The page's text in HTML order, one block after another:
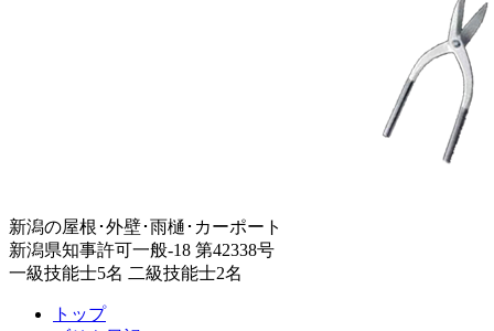
新潟の屋根･外壁･雨樋･カーポート
新潟県知事許可一般-18 第42338号
一級技能士5名 二級技能士2名
トップ